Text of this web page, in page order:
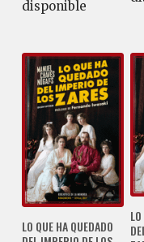
disponible
LO QUE HA QUEDADO